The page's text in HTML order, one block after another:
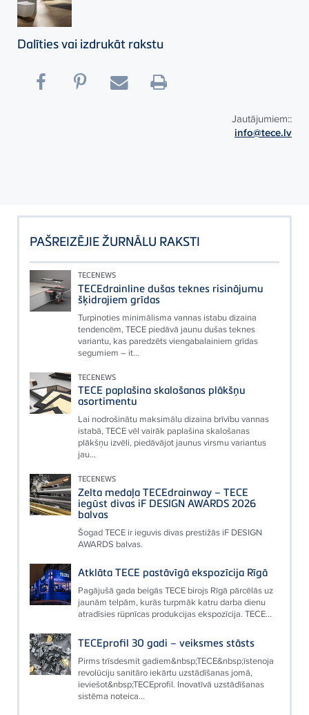
Dalīties vai izdrukāt rakstu
Jautājumiem::
info@tece.lv
PAŠREIZĒJIE ŽURNĀLU RAKSTI
TECENEWS
TECEdrainline dušas teknes risinājumu
šķidrajiem grīdas
Turpinoties minimālisma vannas istabu dizaina
tendencēm, TECE piedāvā jaunu dušas teknes
variantu, kas paredzēts viengabalainiem grīdas
segumiem – it...
TECENEWS
TECE paplašina skalošanas plākšņu
asortimentu
Lai nodrošinātu maksimālu dizaina brīvību vannas
istabā, TECE vēl vairāk paplašina skalošanas
plākšņu izvēli, piedāvājot jaunus virsmu variantus
jau...
TECENEWS
Zelta medaļa TECEdrainway – TECE
iegūst divas iF DESIGN AWARDS 2026
balvas
Šogad TECE ir ieguvis divas prestižās iF DESIGN
AWARDS balvas.
Atklāta TECE pastāvīgā ekspozīcija Rīgā
Pagājušā gada beigās TECE birojs Rīgā pārcēlās uz
jaunām telpām, kurās turpmāk katru darba dienu
atradīsies rūpnīcas produkcijas ekspozīcija. TECE...
TECEprofil 30 gadi – veiksmes stāsts
Pirms trīsdesmit gadiem&nbsp;TECE&nbsp;īstenoja
revolūciju sanitāro iekārtu uzstādīšanas jomā,
ieviešot&nbsp;TECEprofil. Inovatīvā uzstādīšanas
sistēma noteica...